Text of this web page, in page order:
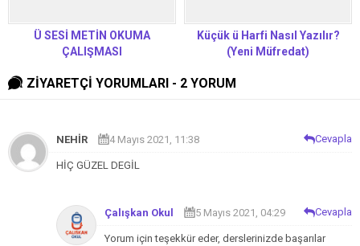
Ü SESİ METİN OKUMA
ÇALIŞMASI
Küçük ü Harfi Nasıl Yazılır?
(Yeni Müfredat)
ZİYARETÇİ YORUMLARI - 2 YORUM
NEHİR 4 Mayıs 2021, 11:38
HİÇ GÜZEL DEGİL
Cevapla
Çalışkan Okul 5 Mayıs 2021, 04:29
Yorum için teşekkür eder, derslerinizde başarılar
Cevapla